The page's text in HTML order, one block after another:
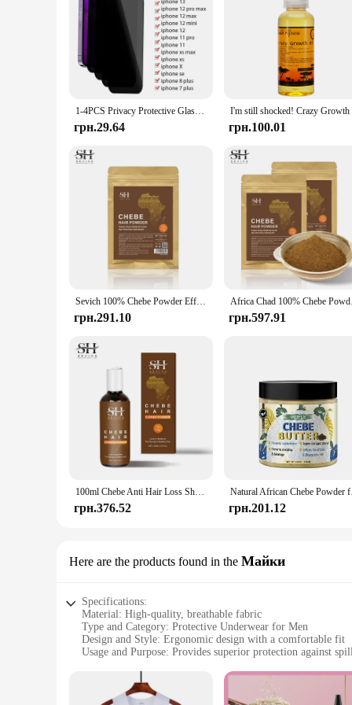
1-4PCS Privacy Protective Glass for IPhone 11 13 12 Pro Max Mini Anti-spy Screen Protector on IPhone 7 8 6 Plus XS X XR
грн.29.64 грн.100.01
Sevich 100% Chebe Powder Effective Growthing Hair Improves Hair Density Nourishes Follicles Fast Regrowth Hair Product 100g
грн.291.10
Africa Chad
грн.597.91
100ml Chebe Anti Hair Loss Shampoo and Conditioner Hair Growth Products Hair Care Prevent Hair Loss Scalp Treatment Sevich
грн.376.52
Natural
грн.201.12
Here are the products found in the Майки
Specifications:
Material: High-quality, breathable fabric
Type and Category: Protective Underwear for Men
Design and Style: Ergonomic design with a comfortable fit
Usage and Purpose: Provides superior protection against
Performance and Property: Absorbent, discreet, and durable
Features: